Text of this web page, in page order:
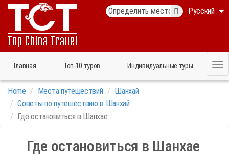
Русский
Главная Топ‑10 туров Индивидуальные туры
Home Места путешествий
Шанхай
Советы по путешествию в Шанхай
Где остановиться в Шанхае
Где остановиться в Шанхае